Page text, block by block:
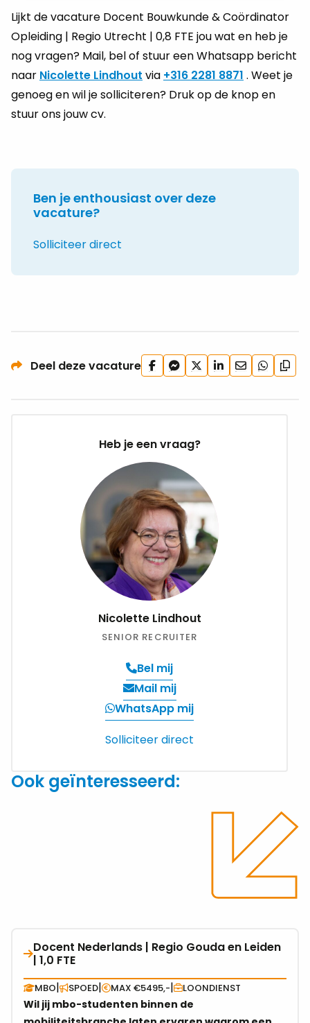
Lijkt de vacature Docent Bouwkunde & Coördinator
Opleiding | Regio Utrecht | 0,8 FTE jou wat en heb je
nog vragen? Mail, bel of stuur een Whatsapp bericht
naar Nicolette Lindhout via +316 2281 8871 . Weet je
genoeg en wil je solliciteren? Druk op de knop en
stuur ons jouw cv.
Ben je enthousiast over deze
vacature?
Solliciteer direct
Deel deze vacatureDeel
op
Deel
via
Deel
op
Deel
op
Deel
via
Deel
via
url
Heb je een vraag?
Nicolette Lindhout
SENIOR RECRUITER
Bel mij
Verzend
een
email
Mail mij
WhatsApp mij
Solliciteer direct
Ook geïnteresseerd:
Docent Nederlands | Regio Gouda en Leiden
| 1,0 FTE
MBO| SPOED| MAX €5495,-| LOONDIENST
Wil jij mbo-studenten binnen de
Bekijk
vacature
over
Docent
Nederlands